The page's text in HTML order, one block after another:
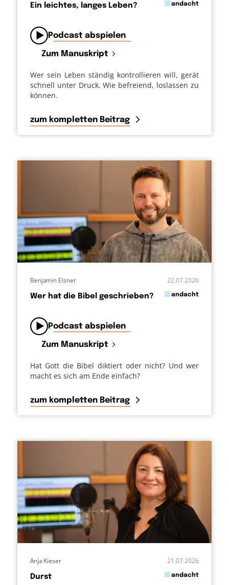
Ein leichtes, langes Leben? inandacht
Podcast abspielen
Zum Manuskript
Wer sein Leben ständig kontrollieren will, gerät
schnell unter Druck. Wie befreiend, loslassen zu
können.
zum kompletten Beitrag
Wer hat die Bibel geschrieben?
22.07.2026
inandacht
Benjamin Elsner
Podcast abspielen
Zum Manuskript
Hat Gott die Bibel diktiert oder nicht? Und wer
macht es sich am Ende einfach?
zum kompletten Beitrag
Durst
21.07.2026
inandacht
Anja Kieser